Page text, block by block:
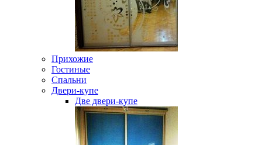
Прихожие
Гостиные
Спальни
Двери-купе
Две двери-купе